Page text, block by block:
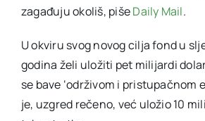
zagađuju okoliš, pišeDaily Mail.
U okviru svog novog cilja fond u
godina želi uložiti pet milijardi
se bave ‘održivom i pristupačnom
je, uzgred rečeno, već uložio 10